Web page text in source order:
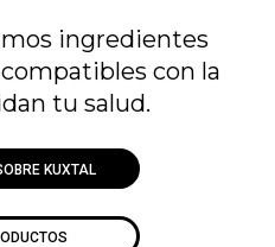
ingredientes
con la
tu salud.
KUXTAL